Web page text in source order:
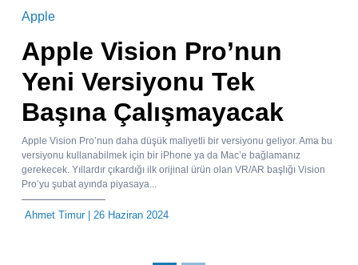
Apple
Apple Vision Pro’nun
Yeni Versiyonu Tek
Başına Çalışmayacak
Apple Vision Pro’nun daha düşük maliyetli bir versiyonu geliyor. Ama bu
versiyonu kullanabilmek için bir iPhone ya da Mac’e bağlamanız
gerekecek. Yıllardır çıkardığı ilk orijinal ürün olan VR/AR başlığı Vision
Pro’yu şubat ayında piyasaya...
Ahmet Timur| 26 Haziran 2024